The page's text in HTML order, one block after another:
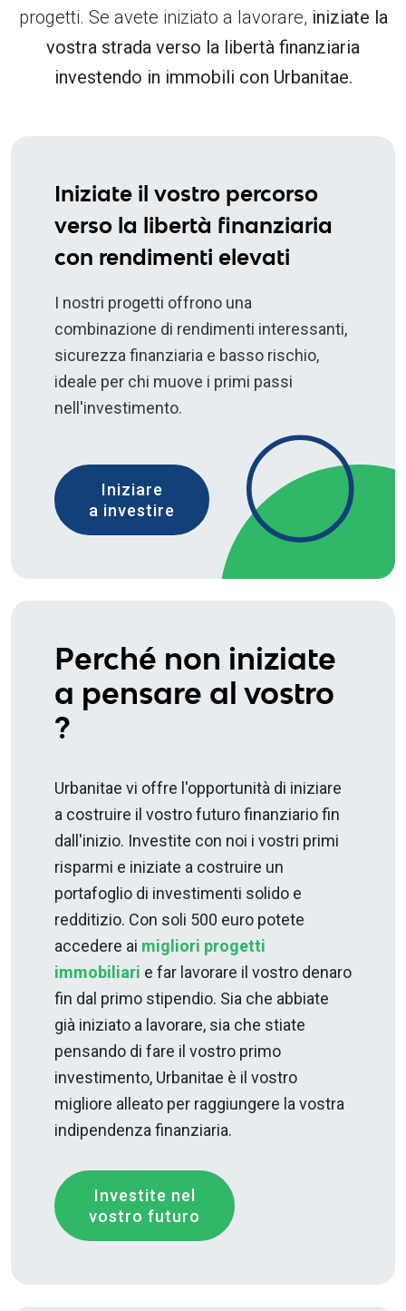
progetti. Se avete iniziato a lavorare, iniziate la
vostra strada verso la libertà finanziaria
investendo in immobili con Urbanitae.
Iniziate il vostro percorso
verso la libertà finanziaria
con rendimenti elevati
I nostri progetti offrono una
combinazione di rendimenti interessanti,
sicurezza finanziaria e basso rischio,
ideale per chi muove i primi passi
nell'investimento.
Iniziare
a investire
Perché non iniziate
a pensare al vostro
?
Urbanitae vi offre l'opportunità di iniziare
a costruire il vostro futuro finanziario fin
dall'inizio. Investite con noi i vostri primi
risparmi e iniziate a costruire un
portafoglio di investimenti solido e
redditizio. Con soli 500 euro potete
accedere ai migliori progetti
immobiliari e far lavorare il vostro denaro
fin dal primo stipendio. Sia che abbiate
già iniziato a lavorare, sia che stiate
pensando di fare il vostro primo
investimento, Urbanitae è il vostro
migliore alleato per raggiungere la vostra
indipendenza finanziaria.
Investite nel
vostro futuro